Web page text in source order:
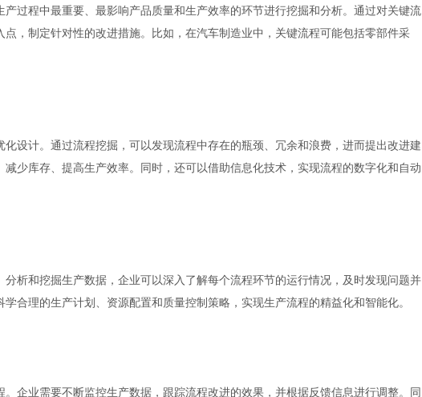
过程中最重要、最影响产品质量和生产效率的环节进行挖掘和分析。通过对关键流
，制定针对性的改进措施。比如，在汽车制造业中，关键流程可能包括零部件采
设计。通过流程挖掘，可以发现流程中存在的瓶颈、冗余和浪费，进而提出改进建
少库存、提高生产效率。同时，还可以借助信息化技术，实现流程的数字化和自动
析和挖掘生产数据，企业可以深入了解每个流程环节的运行情况，及时发现问题并
合理的生产计划、资源配置和质量控制策略，实现生产流程的精益化和智能化。
企业需要不断监控生产数据，跟踪流程改进的效果，并根据反馈信息进行调整。同